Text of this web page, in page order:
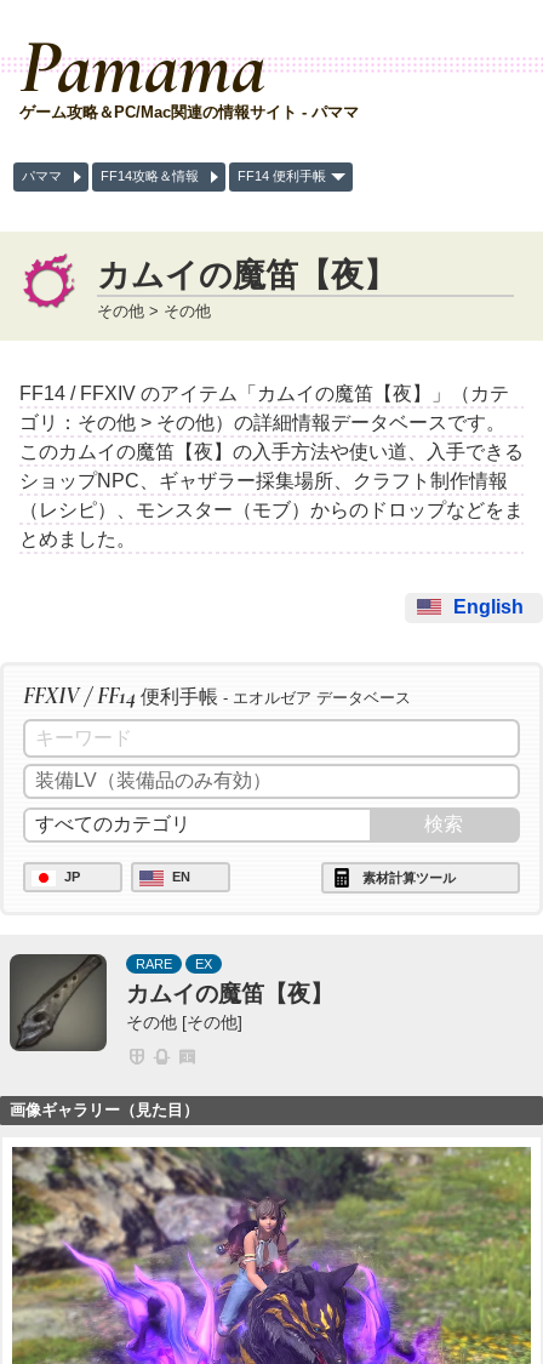
Pamama
ゲーム攻略＆PC/Mac関連の情報サイト - パママ
パママ FF14攻略＆情報 FF14 便利手帳
カムイの魔笛【夜】
その他 > その他
FF14 / FFXIV のアイテム「カムイの魔笛【夜】」（カテ
ゴリ：その他 > その他）の詳細情報データベースです。
このカムイの魔笛【夜】の入手方法や使い道、入手できる
ショップNPC、ギャザラー採集場所、クラフト制作情報
（レシピ）、モンスター（モブ）からのドロップなどをま
とめました。
English
FFXIV / FF14 便利手帳 - エオルゼア データベース
JP EN 素材計算ツール
RARE EX
カムイの魔笛【夜】
その他 [その他]
画像ギャラリー（見た目）